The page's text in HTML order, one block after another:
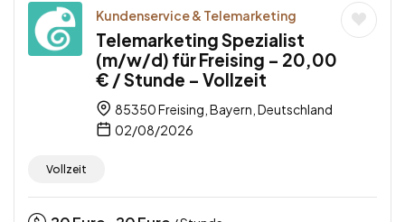
Kundenservice & Telemarketing
Telemarketing Spezialist
(m/w/d) für Freising – 20,00
€ / Stunde – Vollzeit
85350 Freising, Bayern, Deutschland
02/08/2026
Vollzeit